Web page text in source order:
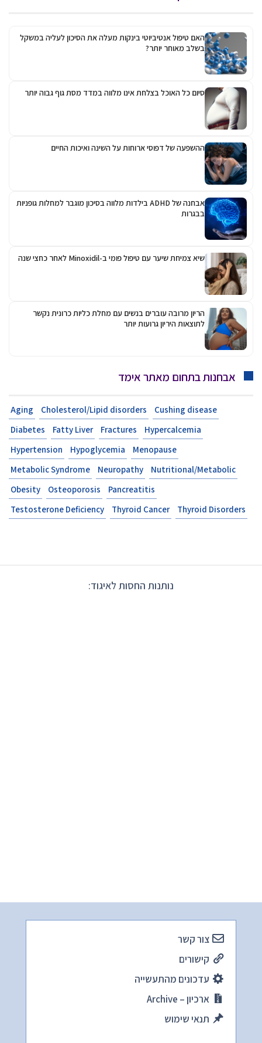
האם טיפול אנטיביוטי בינקות מעלה את הסיכון לעליה במשקל
בשלב מאוחר יותר?
סיום כל האוכל בצלחת אינו מלווה במדד מסת גוף גבוה יותר
ההשפעה של דפוסי ארוחות על השינה ואיכות החיים
אבחנה של ADHD בילדות מלווה בסיכון מוגבר למחלות גופניות
בבגרות
שיא צמיחת שיער עם טיפול פומי ב-Minoxidil לאחר כחצי שנה
הריון מרובה עוברים בנשים עם מחלת כליות כרונית נקשר
לתוצאות היריון גרועות יותר
אבחנות בתחום מאתר אימד
Aging Cholesterol/Lipid disorders
Cushing disease
Diabetes
Fatty Liver Fractures
Hypercalcemia
Hypertension
Hypoglycemia
Menopause
Metabolic Syndrome
Neuropathy
Nutritional/Metabolic
Obesity
Osteoporosis
Pancreatitis
Testosterone Deficiency
Thyroid Cancer Thyroid Disorders
נותנות החסות לאיגוד:
צור קשר
קישורים
עדכונים מהתעשייה
ארכיון – Archive
תנאי שימוש